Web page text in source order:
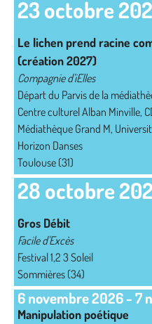
23 octobre
Le lichen prend racine
(création 2027)
Compagnie d'iElles
Départ du Parvis de la
Centre culturel Alban Minville,
Médiathèque Grand M,
Horizon Danses
Toulouse (31)
28 octobre
Gros Débit
Facile d'Excès
Festival 1,2 3 Soleil
Sommières (34)
6 novembre 2026-7
Manipulation poétique